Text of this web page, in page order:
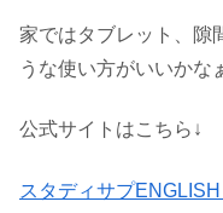
家ではタブレット、隙
うな使い方がいいかな
公式サイトはこちら↓
スタディサプ